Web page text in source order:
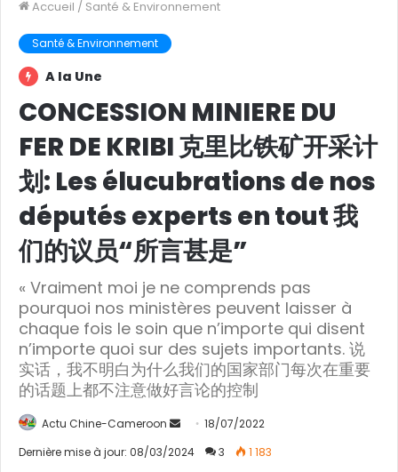
Accueil / Santé & Environnement
Santé & Environnement
A la Une
CONCESSION MINIERE DU
FER DE KRIBI 克里比铁矿开采计
划: Les élucubrations de nos
députés experts en tout 我
们的议员“所言甚是”
« Vraiment moi je ne comprends pas
pourquoi nos ministères peuvent laisser à
chaque fois le soin que n’importe qui disent
n’importe quoi sur des sujets importants. 说
实话，我不明白为什么我们的国家部门每次在重要
的话题上都不注意做好言论的控制
Actu Chine-Cameroon
n
18/07/2022
Dernière mise à jour: 08/03/2024
3
1 183